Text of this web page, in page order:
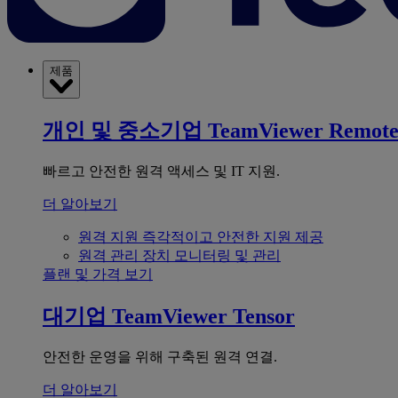
제품
개인 및 중소기업 TeamViewer Remote
빠르고 안전한 원격 액세스 및 IT 지원.
더 알아보기
원격 지원 즉각적이고 안전한 지원 제공
원격 관리 장치 모니터링 및 관리
플랜 및 가격 보기
대기업 TeamViewer Tensor
안전한 운영을 위해 구축된 원격 연결.
더 알아보기